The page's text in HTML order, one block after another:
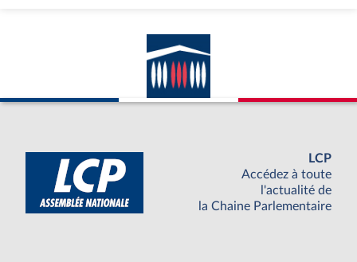
LCP
Accédez à toute
l'actualité de
la Chaine Parlementaire